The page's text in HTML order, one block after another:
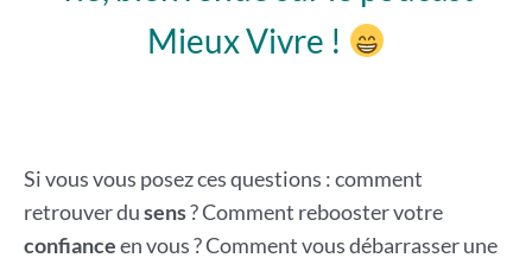
Mieux Vivre !
Si vous vous posez ces questions : comment
retrouver dusens? Comment rebooster votre
confianceen vous ? Comment vous débarrasser une